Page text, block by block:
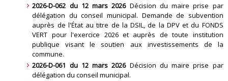
2026-D-062 du 12 mars 2026Décision du maire prise par
délégation du conseil municipal. Demande de subvention
auprès de l'État au titre de la DSIL, de la DPV et du FONDS
VERT pour l'exercice 2026 et auprès de toute institution
publique visant le soutien aux investissements de la
commune.
2026-D-061 du 12 mars 2026Décision du maire prise par
délégation du conseil municipal.